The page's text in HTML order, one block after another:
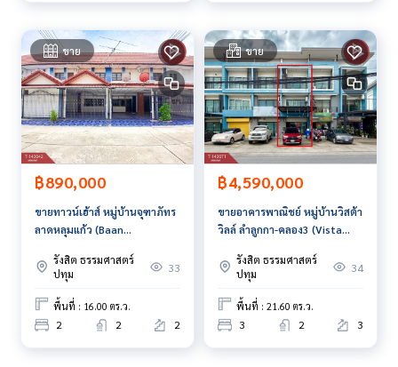
ขาย
฿890,000
ขายทาวน์เฮ้าส์ หมู่บ้านจุฑาภัทร
ลาดหลุมแก้ว (Baan
รังสิต ธรรมศาสตร์
ปทุม
33
พื้นที่ : 16.00 ตร.ว.
2 2 2
ขาย
฿4,590,000
ขายอาคารพาณิชย์ หมู่บ้านวิสต้า
วิลล์ ลำลูกกา-คลอง3 (Vista
ปทุมธานี
รังสิต ธรรมศาสตร์
ปทุม
34
พื้นที่ : 21.60 ตร.ว.
3 2 3